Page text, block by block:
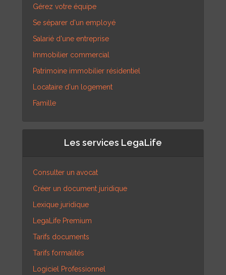
Gérez votre équipe
Se séparer d'un employé
Salarié d'une entreprise
Immobilier commercial
Patrimoine immobilier résidentiel
Locataire d'un logement
Famille
Les services LegaLife
Consulter un avocat
Créer un document juridique
Lexique juridique
LegaLife Premium
Tarifs documents
Tarifs formalités
Logiciel Professionnel